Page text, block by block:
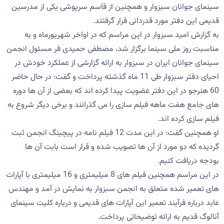
سینمای جوانان سبزوار و همچنین از قاسم سرپوشی یکی از مدرسین
قدیمی این دفتر مورد قدردانی قرار گرفتند.
به گزارش امید سبزوار در این مراسم که در اواخر شهریورماه و به
مناسبت روز ملی سینما برگزار شد، مصطفی حمیدی فر مسئول انجمن
سینمای جوانان ایران در سبزوار به ارائه گزارشی از عملکرد خودش در
احیای دفتر سبزوار طی 11 ماه گذشته پرداخت و گفت: در حال حاضر
60 هنرجو در این دفتر عضویت پیدا کرده اند که بعضی از آن ها دوره
های جامع هفت ماهه فیلم سازی را می گذرانند و برخی دیگر شروع به
فیلم سازی کرده اند.
او همچنین گفت: در این مدت 12 فیلم نامه در پیچینگ انجمن ثبت
گردیده که دو مورد از آن ها تصویب شده و قرار است بابت آن ها
بودجه دریافت کنیم.
در این مراسم همچنین فیلم های 8 میلیمتری و 16 میلیمتری با آپارات
های تعمیر شده متعلق به انجمن سبزوار به نمایش در آمد و مهندس
عابد درباره فرآیند تعمیر این آپارات های قدیمی و درباره کلیت سینمای
آنالوگ قدیم به ارائه توضیحاتی پرداخت.